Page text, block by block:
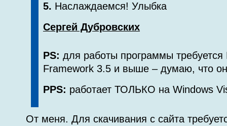
5. Наслаждаемся!
Сергей Дубровских
PS: для работы программы требуется
Framework 3.5 и выше – думаю, что
PPS: работает ТОЛЬКО на Windows
От меня. Для скачивания с сайта